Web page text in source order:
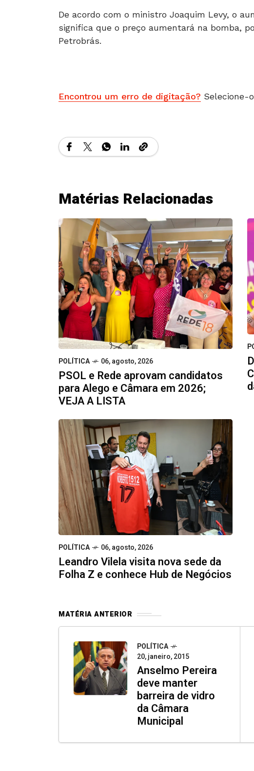
De acordo com o ministro Joaquim Levy, o
significa que o preço aumentará na bomba,
Petrobrás.
Encontrou um erro de digitação? Selecione-
Matérias Relacionadas
POLÍTICA 06, agosto, 2026
PSOL e Rede aprovam candidatos
para Alego e Câmara em 2026;
VEJA A LISTA
POLÍTICA 06, agosto, 2026
Leandro Vilela visita nova sede da
Folha Z e conhece Hub de Negócios
MATÉRIA ANTERIOR
POLÍTICA
20, janeiro, 2015
Anselmo Pereira
deve manter
barreira de vidro
da Câmara
Municipal